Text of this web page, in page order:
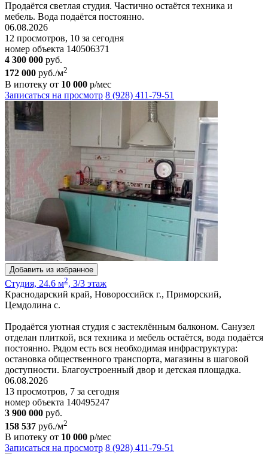
Продаётся светлая студия. Частично остаётся техника и
мебель. Вода подаётся постоянно.
06.08.2026
12 просмотров, 10 за сегодня
номер объекта 140506371
4 300 000 руб.
172 000 руб./м2
В ипотеку от 10 000 р/мес
Записаться на просмотр 8 (928) 411-79-51
Добавить из избранное
Студия, 24.6 м2, 3/3 этаж
Краснодарский край, Новороссийск г., Приморский,
Цемдолина с.
Продаётся уютная студия с застеклённым балконом. Санузел
отделан плиткой, вся техника и мебель остаётся, вода подаётся
постоянно. Рядом есть вся необходимая инфраструктура:
остановка общественного транспорта, магазины в шаговой
доступности. Благоустроенный двор и детская площадка.
06.08.2026
13 просмотров, 7 за сегодня
номер объекта 140495247
3 900 000 руб.
158 537 руб./м2
В ипотеку от 10 000 р/мес
Записаться на просмотр 8 (928) 411-79-51